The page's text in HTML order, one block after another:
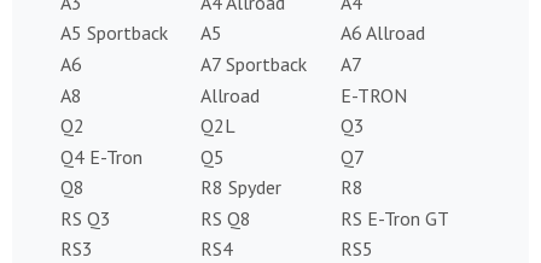
A5 Sportback
A5
A6 Allroad
A6
A7 Sportback
A7
A8
Allroad
E-TRON
Q2
Q2L
Q3
Q4 E-Tron
Q5
Q7
Q8
R8 Spyder
R8
RS Q3
RS Q8
RS E-Tron GT
RS3
RS4
RS5